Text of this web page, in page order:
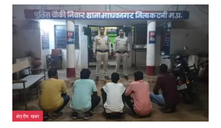
क्षेत्रीय खबर